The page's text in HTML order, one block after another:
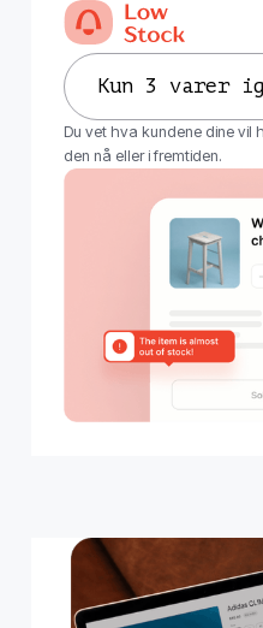
Kun 3 varer
Du vet hva kundene dine vil
den nå eller i fremtiden.